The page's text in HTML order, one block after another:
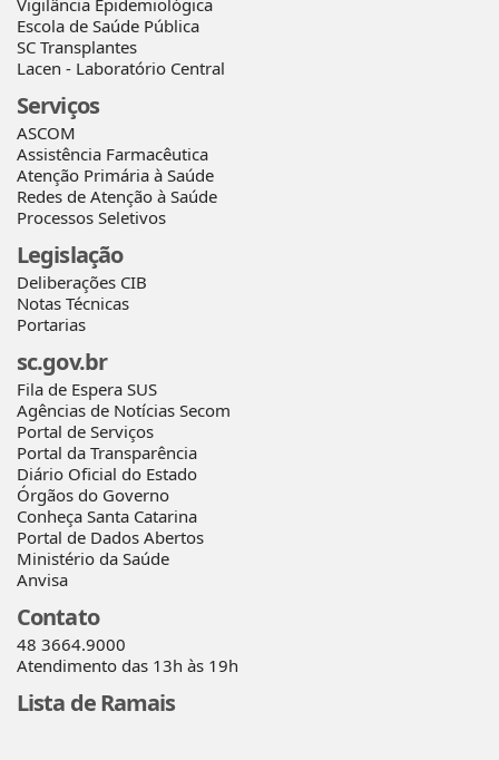
Vigilância Epidemiológica
Escola de Saúde Pública
SC Transplantes
Lacen - Laboratório Central
Serviços
ASCOM
Assistência Farmacêutica
Atenção Primária à Saúde
Redes de Atenção à Saúde
Processos Seletivos
Legislação
Deliberações CIB
Notas Técnicas
Portarias
sc.gov.br
Fila de Espera SUS
Agências de Notícias Secom
Portal de Serviços
Portal da Transparência
Diário Oficial do Estado
Órgãos do Governo
Conheça Santa Catarina
Portal de Dados Abertos
Ministério da Saúde
Anvisa
Contato
48 3664.9000
Atendimento das 13h às 19h
Lista de Ramais